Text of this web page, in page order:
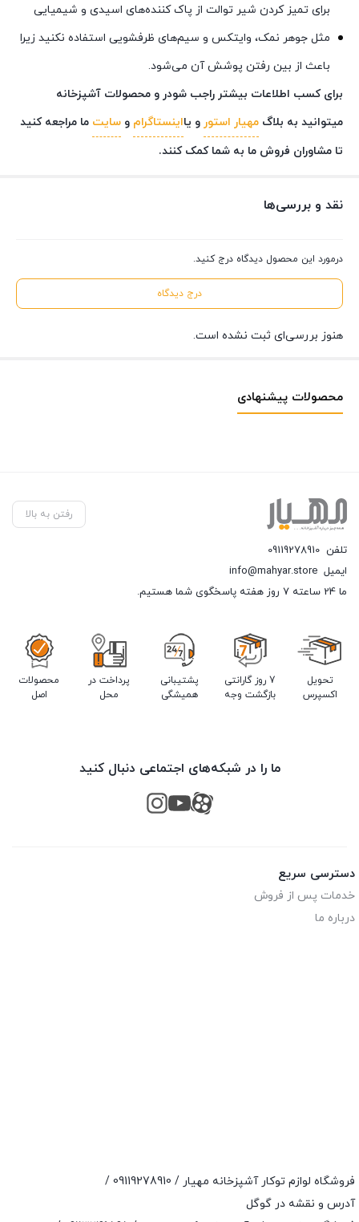
برای تمیز کردن شیر توالت از پاک کننده‌های اسیدی و شیمیایی
مثل جوهر نمک، وایتکس و سیم‌های ظرفشویی استفاده نکنید زیرا
باعث از بین رفتن پوشش آن می‌شود.
برای کسب اطلاعات بیشتر راجب شودر و محصولات آشپزخانه
میتوانید به بلاگ مهیار استور و یااینستاگرام و سایت ما مراجعه کنید
تا مشاوران فروش ما به شما کمک کنند.
نقد و بررسی‌ها
درمورد این محصول دیدگاه درج کنید.
درج دیدگاه
هنوز بررسی‌ای ثبت نشده است.
محصولات پیشنهادی
رفتن به بالا
تلفن 09119278910
ایمیل info@mahyar.store
ما 24 ساعته 7 روز هفته پاسخگوی شما هستیم.
تحویل
اکسپرس
7 روز گارانتی
بازگشت وجه
پشتیبانی
همیشگی
پرداخت در
محل
محصولات
اصل
ما را در شبکه‌های اجتماعی دنبال کنید
دسترسی سریع
خدمات پس از فروش
درباره ما
فروشگاه لوازم توکار آشپزخانه مهیار / 09119278910
/
آدرس و نقشه در گوگل